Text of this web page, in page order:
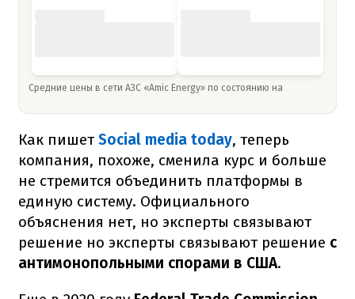
Средние цены в сети АЗС «Amic Energy» по состоянию на
Как пишетSocial media today, теперь
компания, похоже, сменила курс и больше
не стремится объединить платформы в
единую систему. Официального
объяснения нет, но эксперты связывают
решение но эксперты связывают решение с
антимонопольными спорами в США.